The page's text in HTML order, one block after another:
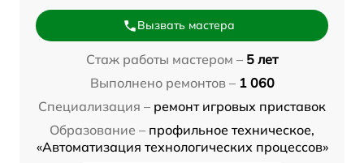
Вызвать мастера
Стаж работы мастером – 5 лет
Выполнено ремонтов – 1 060
Специализация – ремонт игровых приставок
Образование – профильное техническое,
«Автоматизация технологических процессов»